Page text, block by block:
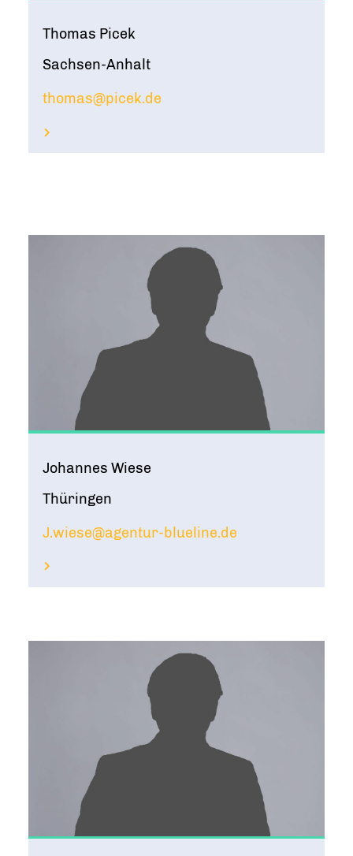
Thomas Picek
Sachsen-Anhalt
thomas@picek.de
Johannes Wiese
Thüringen
J.wiese@agentur-blueline.de